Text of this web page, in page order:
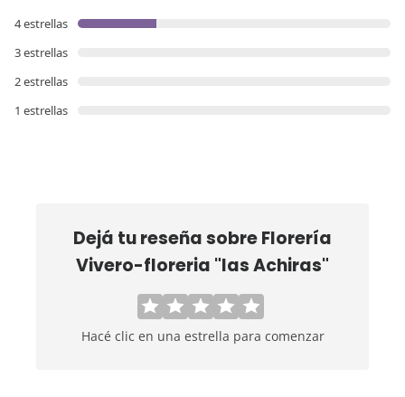
4 estrellas
3 estrellas
2 estrellas
1 estrellas
Dejá tu reseña sobreFlorería
Vivero-floreria "las Achiras"
Hacé clic en una estrella para comenzar